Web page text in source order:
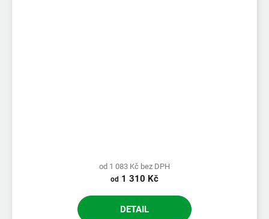
od 1 083 Kč bez DPH
od 1 310 Kč
DETAIL